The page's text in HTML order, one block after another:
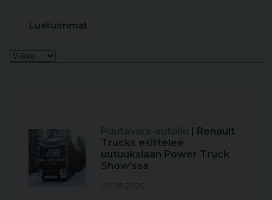
Luetuimmat
Puutavara-autoilu | Renault
Trucks esittelee
uutuuksiaan Power Truck
Show'ssa
03.08.2026